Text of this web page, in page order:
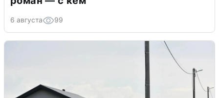
6 августа 99